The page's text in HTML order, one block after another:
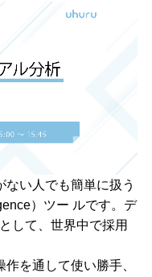
い人でも簡単に扱う
）ツー ルです。デ
して、世界中で採用
を通して使い勝手、